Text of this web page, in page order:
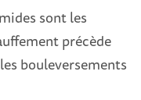
sont les
précède
bouleversements